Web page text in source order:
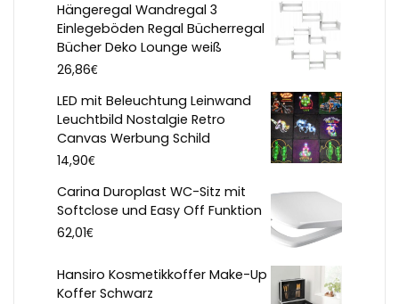
Hängeregal Wandregal 3
Einlegeböden Regal Bücherregal
Bücher Deko Lounge weiß
26,86€
LED mit Beleuchtung Leinwand
Leuchtbild Nostalgie Retro
Canvas Werbung Schild
14,90€
Carina Duroplast WC-Sitz mit
Softclose und Easy Off Funktion
62,01€
Hansiro Kosmetikkoffer Make-Up
Koffer Schwarz